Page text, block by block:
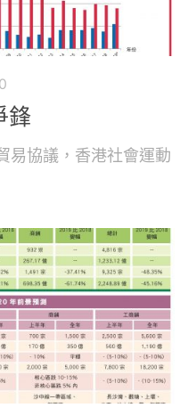
鋒
易協議，香港社會運動